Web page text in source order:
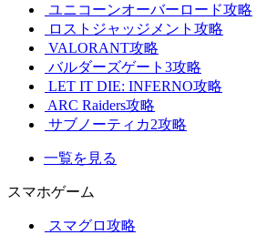
ユニコーンオーバーロード攻略
ロストジャッジメント攻略
VALORANT攻略
バルダーズゲート3攻略
LET IT DIE: INFERNO攻略
ARC Raiders攻略
サブノーティカ2攻略
一覧を見る
スマホゲーム
スマグロ攻略